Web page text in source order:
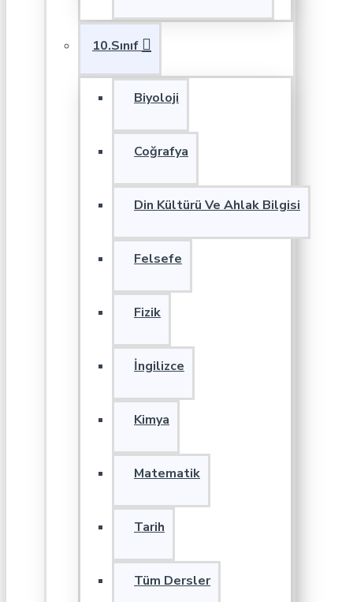
10.Sınıf
Biyoloji
Coğrafya
Din Kültürü Ve Ahlak Bilgisi
Felsefe
Fizik
İngilizce
Kimya
Matematik
Tarih
Tüm Dersler